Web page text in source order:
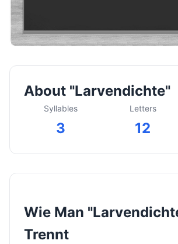
About "Larvendichte"
Syllables
3
Letters
12
Wie Man
Trennt